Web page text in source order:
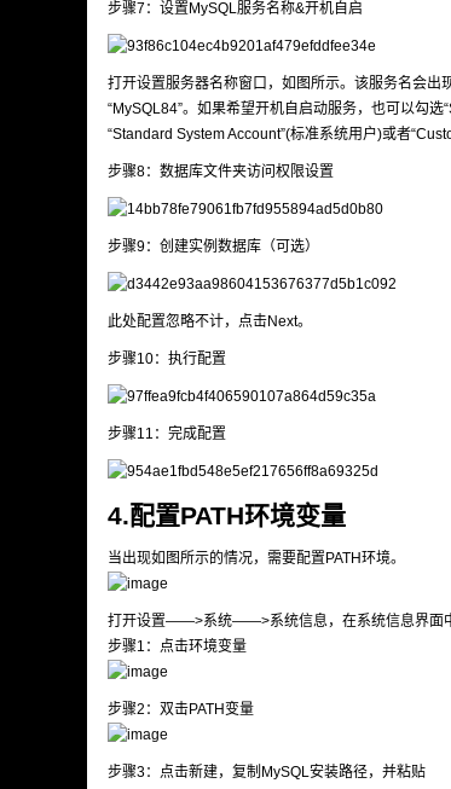
步骤7：设置MySQL服务名称&开机自启
打开设置服务器名称窗口，如图所示。该服务名会
“MySQL84”。如果希望开机自启动服务，也可以勾
“Standard System Account”(标准系统用户)或者
步骤8：数据库文件夹访问权限设置
步骤9：创建实例数据库（可选）
此处配置忽略不计，点击Next。
步骤10：执行配置
步骤11：完成配置
4.配置PATH环境变量
当出现如图所示的情况，需要配置PATH环境。
打开设置——>系统——>系统信息，在系统信息界面中
步骤1：点击环境变量
步骤2：双击PATH变量
步骤3：点击新建，复制MySQL安装路径，并粘贴